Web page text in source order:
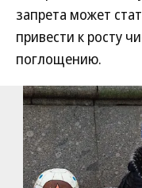
запрета может
привести к росту
поглощению.